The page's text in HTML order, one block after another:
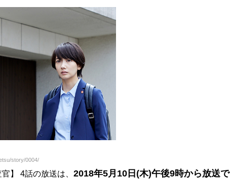
story/0004/
】 4話の放送は、 2018年5月10日(木)午後9時から放送で